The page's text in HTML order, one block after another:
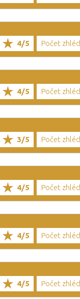
4/5 Počet
4/5 Počet
3/5 Počet
4/5 Počet
4/5 Počet
4/5 Počet